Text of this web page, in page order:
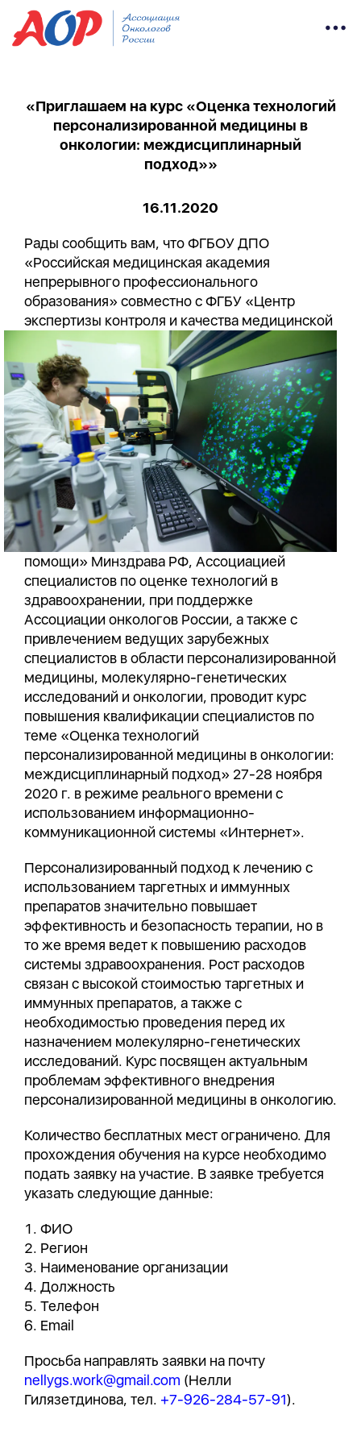
«Приглашаем на курс «Оценка технологий
персонализированной медицины в
онкологии: междисциплинарный
подход»»
16.11.2020
Рады сообщить вам, что ФГБОУ ДПО
«Российская медицинская академия
непрерывного профессионального
образования» совместно с ФГБУ «Центр
экспертизы контроля и качества медицинской
помощи» Минздрава РФ, Ассоциацией
специалистов по оценке технологий в
здравоохранении, при поддержке
Ассоциации онкологов России, а также с
привлечением ведущих зарубежных
специалистов в области персонализированной
медицины, молекулярно-генетических
исследований и онкологии, проводит курс
повышения квалификации специалистов по
теме «Оценка технологий
персонализированной медицины в онкологии:
междисциплинарный подход» 27-28 ноября
2020 г. в режиме реального времени с
использованием информационно-
коммуникационной системы «Интернет».
Персонализированный подход к лечению с
использованием таргетных и иммунных
препаратов значительно повышает
эффективность и безопасность терапии, но в
то же время ведет к повышению расходов
системы здравоохранения. Рост расходов
связан с высокой стоимостью таргетных и
иммунных препаратов, а также с
необходимостью проведения перед их
назначением молекулярно-генетических
исследований. Курс посвящен актуальным
проблемам эффективного внедрения
персонализированной медицины в онкологию.
Количество бесплатных мест ограничено. Для
прохождения обучения на курсе необходимо
подать заявку на участие. В заявке требуется
указать следующие данные:
ФИО
Регион
Наименование организации
Должность
Телефон
Email
Просьба направлять заявки на почту
nellygs.work@gmail.com (Нелли
Гилязетдинова, тел. +7-926-284-57-91).